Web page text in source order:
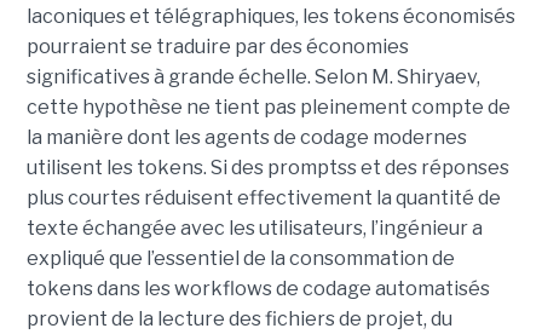
laconiques et télégraphiques, les tokens économisés
pourraient se traduire par des économies
significatives à grande échelle. Selon M. Shiryaev,
cette hypothèse ne tient pas pleinement compte de
la manière dont les agents de codage modernes
utilisent les tokens. Si des promptss et des réponses
plus courtes réduisent effectivement la quantité de
texte échangée avec les utilisateurs, l’ingénieur a
expliqué que l’essentiel de la consommation de
tokens dans les workflows de codage automatisés
provient de la lecture des fichiers de projet, du